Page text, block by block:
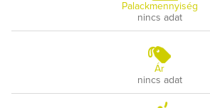
Palackmennyiség
nincs adat
Ár
nincs adat